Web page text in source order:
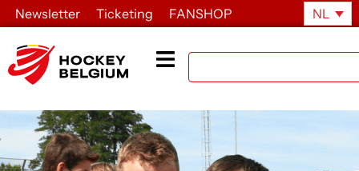
Newsletter Ticketing FANSHOP NL